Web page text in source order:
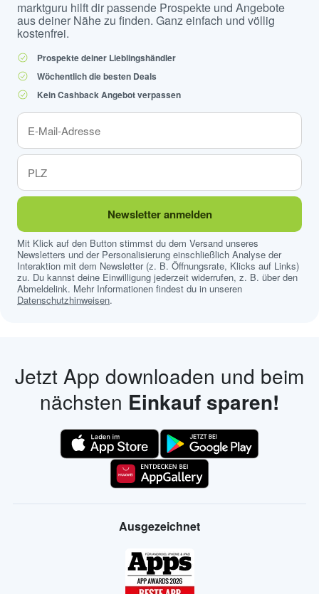
marktguru hilft dir passende Prospekte und Angebote
aus deiner Nähe zu finden. Ganz einfach und völlig
kostenfrei.
Prospekte deiner Lieblingshändler
Wöchentlich die besten Deals
Kein Cashback Angebot verpassen
Newsletter anmelden
Mit Klick auf den Button stimmst du dem Versand unseres
Newsletters und der Personalisierung einschließlich Analyse der
Interaktion mit dem Newsletter (z. B. Öffnungsrate, Klicks auf Links)
zu. Du kannst deine Einwilligung jederzeit widerrufen, z. B. über den
Abmeldelink. Mehr Informationen findest du in unseren
Datenschutzhinweisen.
Jetzt App downloaden und beim
nächsten Einkauf sparen!
Ausgezeichnet